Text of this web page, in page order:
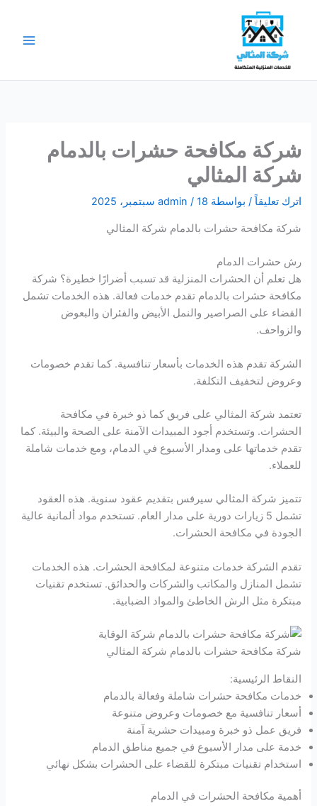
المحتوى
شركة مكافحة حشرات بالدمام
شركة المثالي
اترك تعليقاً / بواسطة admin / 18 سبتمبر، 2025
شركة مكافحة حشرات بالدمام شركة المثالي
رش حشرات الدمام
هل تعلم أن الحشرات المنزلية قد تسبب أضرارًا خطيرة؟ شركة
مكافحة حشرات بالدمام تقدم خدمات فعالة. هذه الخدمات تشمل
القضاء على الصراصير والنمل الأبيض والفئران والبعوض
والزواحف.
الشركة تقدم هذه الخدمات بأسعار تنافسية. كما تقدم خصومات
وعروض لتخفيف التكلفة.
تعتمد شركة المثالي على فريق كما ذو خبرة في مكافحة
الحشرات. وتستخدم أجود المبيدات الآمنة على الصحة والبيئة. كما
تقدم خدماتها على ومدار الأسبوع في الدمام، ومع خدمات شاملة
للعملاء.
تتميز شركة المثالي سيرفس بتقديم عقود سنوية. هذه العقود
تشمل 5 زيارات دورية على مدار العام. تستخدم مواد ألمانية عالية
الجودة في مكافحة الحشرات.
تقدم الشركة خدمات متنوعة لمكافحة الحشرات. هذه الخدمات
تشمل المنازل والمكاتب والشركات والحدائق. تستخدم تقنيات
مبتكرة مثل الرش الخاطئ والمواد الضبابية.
شركة مكافحة حشرات بالدمام شركة المثالي
النقاط الرئيسية:
خدمات مكافحة حشرات شاملة وفعالة بالدمام
أسعار تنافسية مع خصومات وعروض متنوعة
فريق عمل ذو خبرة ومبيدات حشرية آمنة
خدمة على مدار الأسبوع في جميع مناطق الدمام
استخدام تقنيات مبتكرة للقضاء على الحشرات بشكل نهائي
أهمية مكافحة الحشرات في الدمام